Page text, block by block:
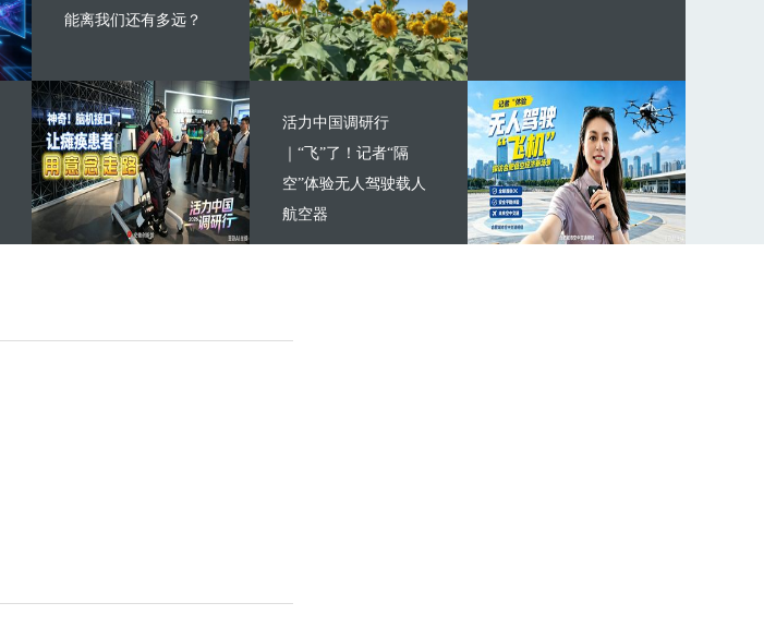
能离我们还有多远？
活力中国调研行
｜“飞”了！记者“隔
空”体验无人驾驶载人
航空器